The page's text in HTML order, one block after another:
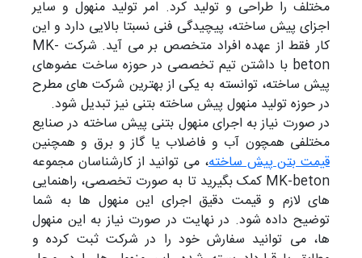
مختلف را طراحی و تولید کرد. امر تولید منهول و سایر
اجزای پیش ساخته، پیچیدگی فنی نسبتا بالایی دارد و این
کار فقط از عهده افراد متخصص بر می آید. شرکت MK-
beton با داشتن تیم تخصصی در حوزه ساخت عضوهای
پیش ساخته، توانسته به یکی از بهترین شرکت های مطرح
در حوزه تولید منهول پیش ساخته بتنی نیز تبدیل شود.
در صورت نیاز به اجرای منهول بتنی پیش ساخته در صنایع
مختلفی همچون آب و فاضلاب یا گاز و برق و همچنین
قیمت بتن پیش ساخته، می توانید از کارشناسان مجموعه
MK-beton کمک بگیرید تا به صورت تخصصی، راهنمایی
های لازم و قیمت دقیق اجرای این منهول ها به شما
توضیح داده شود. در نهایت در صورت نیاز به این منهول
ها، می توانید سفارش خود را در شرکت ثبت کرده و